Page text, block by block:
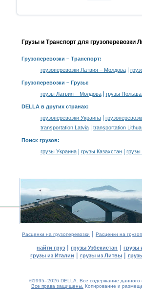
Грузы и Транспорт для
Грузоперевозки – Транспорт:
грузоперевозки Латвия – Молдова|
Грузоперевозки – Грузы:
грузы Латвия – Молдова| грузы
DELLA в других странах:
грузоперевозки Украина|
transportation Latvia| transportation
Поиск грузов:
грузы Украина| грузы Казахстан|
Расценки на грузоперевозки | Расценки на
найти груз | грузы Узбекистан | грузы
грузы из Италии | грузы из Литвы|
©1995–2026 DELLA. Все содержание данного
Все права защищены. Копирование и